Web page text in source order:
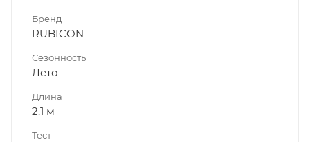
Бренд
RUBICON
Сезонность
Лето
Длина
2.1 м
Тест